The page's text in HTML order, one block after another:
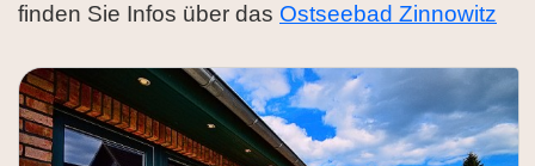
finden Sie Infos über das Ostseebad Zinnowitz